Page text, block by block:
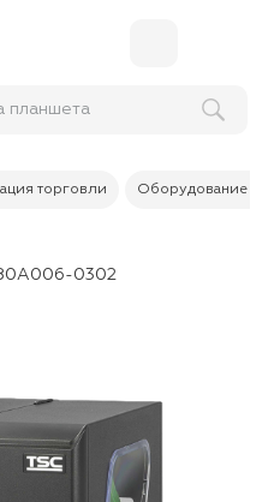
планшета
торговли Оборудование
0302